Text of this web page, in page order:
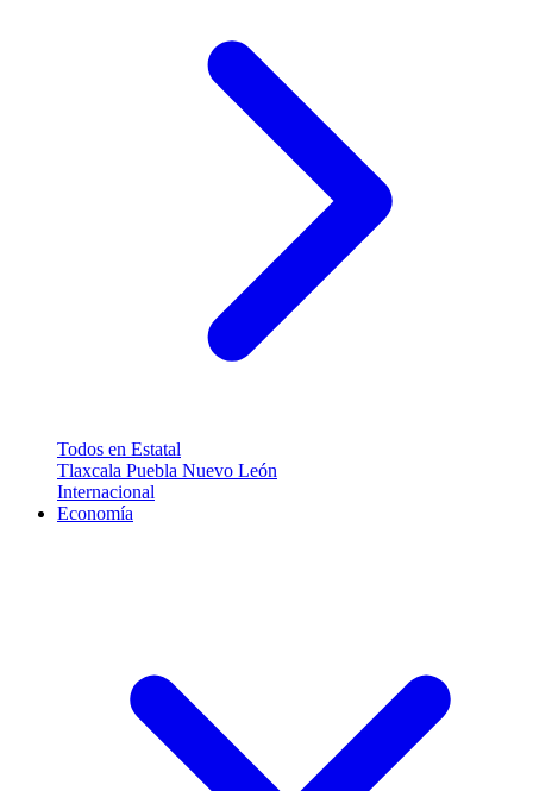
Todos en Estatal
Tlaxcala Puebla Nuevo León
Internacional
Economía